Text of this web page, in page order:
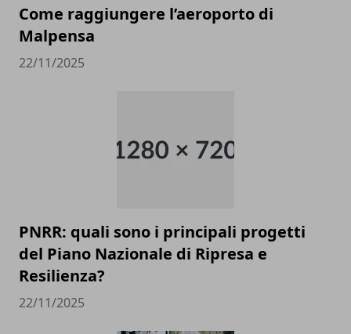
Come raggiungere l’aeroporto di
Malpensa
22/11/2025
PNRR: quali sono i principali progetti
del Piano Nazionale di Ripresa e
Resilienza?
22/11/2025